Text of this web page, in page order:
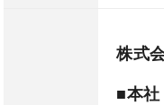
株式
■本社